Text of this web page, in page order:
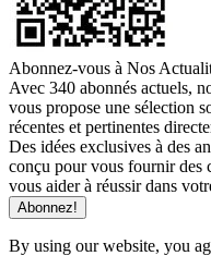
Abonnez-vous à Nos
Avec 340 abonnés actuels,
vous propose une sélection
récentes et pertinentes
Des idées exclusives à des
conçu pour vous fournir des
vous aider à réussir dans
By using our website, you